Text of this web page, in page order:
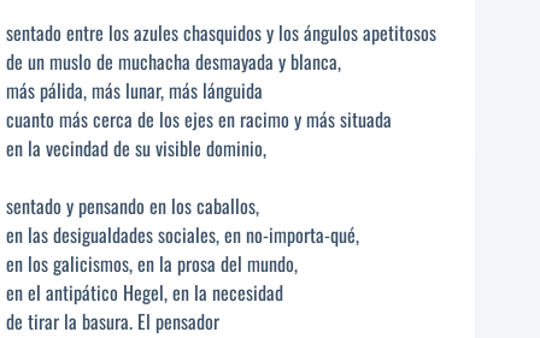
sentado entre los azules chasquidos y los ángulos apetitosos
de un muslo de muchacha desmayada y blanca,
más pálida, más lunar, más lánguida
cuanto más cerca de los ejes en racimo y más situada
en la vecindad de su visible dominio,
sentado y pensando en los caballos,
en las desigualdades sociales, en no-importa-qué,
en los galicismos, en la prosa del mundo,
en el antipático Hegel, en la necesidad
de tirar la basura. El pensador